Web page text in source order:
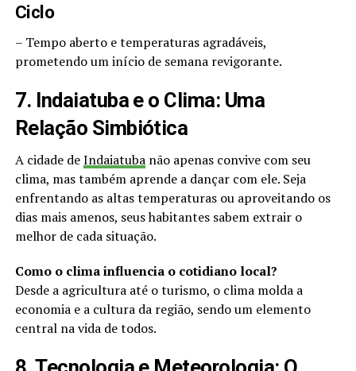
Ciclo
– Tempo aberto e temperaturas agradáveis,
prometendo um início de semana revigorante.
7. Indaiatuba e o Clima: Uma
Relação Simbiótica
A cidade deIndaiatubanão apenas convive com seu
clima, mas também aprende a dançar com ele. Seja
enfrentando as altas temperaturas ou aproveitando os
dias mais amenos, seus habitantes sabem extrair o
melhor de cada situação.
Como o clima influencia o cotidiano local?
Desde a agricultura até o turismo, o clima molda a
economia e a cultura da região, sendo um elemento
central na vida de todos.